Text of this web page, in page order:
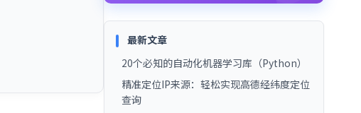
最新文章
20个必知的自动化机器学习库（Python）
精准定位IP来源：轻松实现高德经纬度定位
查询